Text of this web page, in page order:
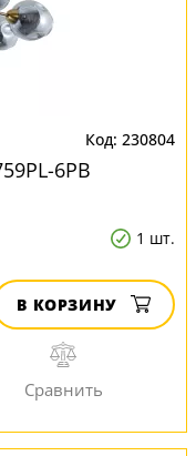
230804
6PB
1 шт.
В КОРЗИНУ